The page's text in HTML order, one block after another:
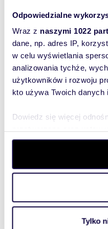
Odpowiedzialne
Wraz z naszymi 1022
dane, np. adres IP,
w celu wyświetlania
analizowania tychże,
użytkowników i rozwoju
kto używa Twoich
Dowiedz się więcej
szczegółów. W
wycofać swoją zgodę w
aby oferować funkcje
witrynie. Informacje o
analitycznym. Partnerzy
Tylko